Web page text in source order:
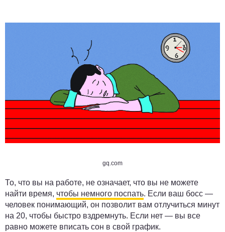
gq.com
То, что вы на работе, не означает, что вы не можете
найти время, чтобы немного поспать. Если ваш босс —
человек понимающий, он позволит вам отлучиться минут
на 20, чтобы быстро вздремнуть. Если нет — вы все
равно можете вписать сон в свой график.